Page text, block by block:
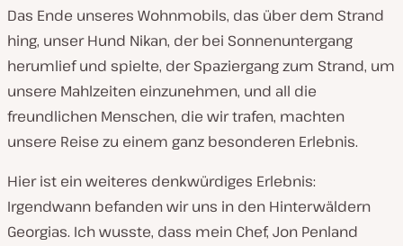
Das Ende unseres Wohnmobils, das über dem Strand
hing, unser Hund Nikan, der bei Sonnenuntergang
herumlief und spielte, der Spaziergang zum Strand, um
unsere Mahlzeiten einzunehmen, und all die
freundlichen Menschen, die wir trafen, machten
unsere Reise zu einem ganz besonderen Erlebnis.
Hier ist ein weiteres denkwürdiges Erlebnis:
Irgendwann befanden wir uns in den Hinterwäldern
Georgias. Ich wusste, dass mein Chef, Jon Penland